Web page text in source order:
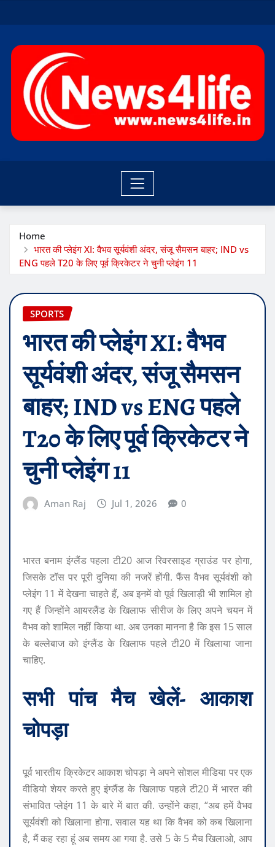
to
Home
भारत की प्लेइंग XI: वैभव सूर्यवंशी अंदर, संजू सैमसन बाहर; IND vs
ENG पहले T20 के लिए पूर्व क्रिकेटर ने चुनी प्लेइंग 11
SPORTS
भारत की प्लेइंग XI: वैभव
सूर्यवंशी अंदर, संजू सैमसन
बाहर; IND vs ENG पहले
T20 के लिए पूर्व क्रिकेटर ने
चुनी प्लेइंग 11
Aman Raj Jul 1, 2026 0
भारत बनाम इंग्लैंड पहला टी20 आज रिवरसाइड ग्राउंड पर होगा,
जिसके टॉस पर पूरी दुनिया की नजरें होंगी. फैंस वैभव सूर्यवंशी को
प्लेइंग 11 में देखना चाहते हैं, अब इनमें वो पूर्व खिलाड़ी भी शामिल हो
गए हैं जिन्होंने आयरलैंड के खिलाफ सीरीज के लिए अपने चयन में
वैभव को शामिल नहीं किया था. अब उनका मानना ​​है कि इस 15 साल
के बल्लेबाज को इंग्लैंड के खिलाफ पहले टी20 में खिलाया जाना
चाहिए.
सभी पांच मैच खेलें- आकाश
चोपड़ा
पूर्व भारतीय क्रिकेटर आकाश चोपड़ा ने अपने सोशल मीडिया पर एक
वीडियो शेयर करते हुए इंग्लैंड के खिलाफ पहले टी20 में भारत की
संभावित प्लेइंग 11 के बारे में बात की. उन्होंने कहा, “अब हमें वैभव
सूर्यवंशी को खिलाना होगा. सवाल यह था कि वैभव को कब खिलाना
है, मैं कह रहा हूं अब समय आ गया है. उसे 5 के 5 मैच खिलाओ, आप